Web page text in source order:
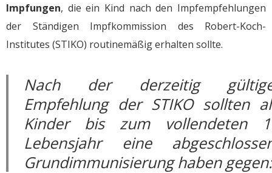
Impfungen, die ein Kind nach den Impfempfehlungen
der Ständigen Impfkommission des Robert-Koch-
Institutes (STIKO) routinemäßig erhalten sollte.
Nach der derzeitig
Empfehlung der STIKO sollten
Kinder bis zum vollendeten
Lebensjahr eine
Grundimmunisierung haben gegen: